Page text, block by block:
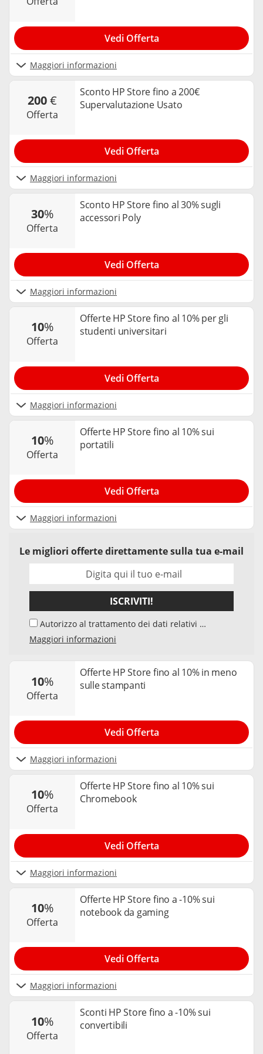
Maggiori informazioni
Vedi Offerta
200€
offerta
Sconto HP Store fino a 200€
Supervalutazione Usato
Maggiori informazioni
Vedi Offerta
30%
offerta
Sconto HP Store fino al 30% sugli
accessori Poly
Maggiori informazioni
Vedi Offerta
10%
offerta
Offerte HP Store fino al 10% per gli
studenti universitari
Maggiori informazioni
Vedi Offerta
10%
offerta
Offerte HP Store fino al 10% sui
portatili
Maggiori informazioni
Vedi Offerta
Le migliori offerte direttamente sulla tua e-mail
ISCRIVITI!
mio indirizzo e-mail da parte di Samwise
Media GmbH, Starstraße 2, D - 22305
dati, per l'invio della newsletter sui temi
"Codici Sconto" e "Offerte". Accetto che,
nell’ambito dell’invio della newsletter, la mia
interazione con i singoli contenuti della
revocare il mio consenso in qualsiasi
momento e annullare l’iscrizione alla
newsletter. Per maggiori informazioni è
possibile consultare la nostraprivacy policy.
Maggiori informazioni
10%
offerta
Offerte HP Store fino al 10% in meno
sulle stampanti
Maggiori informazioni
Vedi Offerta
10%
offerta
Offerte HP Store fino al 10% sui
Chromebook
Maggiori informazioni
Vedi Offerta
10%
offerta
Offerte HP Store fino a -10% sui
notebook da gaming
Maggiori informazioni
Vedi Offerta
10%
offerta
Sconti HP Store fino a -10% sui
convertibili